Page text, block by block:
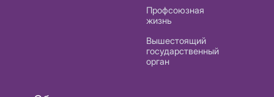
Профсоюзная
жизнь
Вышестоящий
государственный
орган